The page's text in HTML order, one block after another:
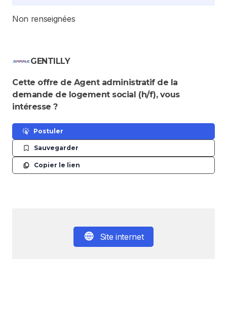
Non renseignées
GENTILLY
Cette offre de Agent administratif de la
demande de logement social (h/f), vous
intéresse ?
Postuler
Sauvegarder
Copier le lien
Site internet